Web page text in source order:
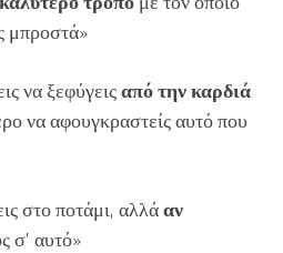
μπροστά»
να ξεφύγειςαπό την καρδιά
να αφουγκραστείς αυτό που
στο ποτάμι, αλλάαν
σ’ αυτό»